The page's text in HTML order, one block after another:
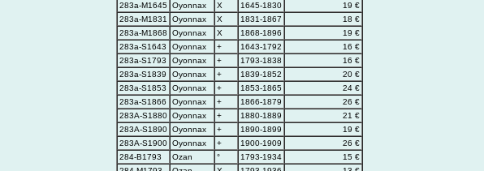
283a-M1645 Oyonnax X 1645-1830
19 €
283a-M1831
Oyonnax X 1831-1867
18 €
283a-M1868
Oyonnax X 1868-1896
19 €
283a-S1643
Oyonnax + 1643-1792
16 €
283a-S1793
Oyonnax + 1793-1838
16 €
283a-S1839
Oyonnax + 1839-1852
20 €
283a-S1853
Oyonnax + 1853-1865
24 €
283a-S1866
Oyonnax + 1866-1879
26 €
283A-S1880 Oyonnax + 1880-1889
21 €
283A-S1890 Oyonnax + 1890-1899
19 €
283A-S1900 Oyonnax + 1900-1909
26 €
284-B1793
Ozan ° 1793-1934
15 €